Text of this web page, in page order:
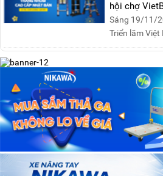
hội chợ
Sáng 19/11/
Triển lãm Việt
khai mạc